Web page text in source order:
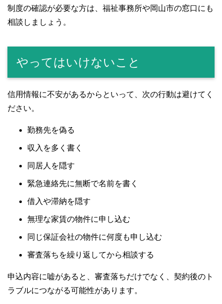
制度の確認が必要な方は、福祉事務所や岡山市の窓口にも
相談しましょう。
やってはいけないこと
信用情報に不安があるからといって、次の行動は避けてく
ださい。
勤務先を偽る
収入を多く書く
同居人を隠す
緊急連絡先に無断で名前を書く
借入や滞納を隠す
無理な家賃の物件に申し込む
同じ保証会社の物件に何度も申し込む
審査落ちを繰り返してから相談する
申込内容に嘘があると、審査落ちだけでなく、契約後のト
ラブルにつながる可能性があります。